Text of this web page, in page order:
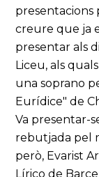
presentacions
creure que ja
presentar als
Liceu, als
una soprano
Eurídice" de
Va presentar-
rebutjada pel
però, Evarist
Lírico de